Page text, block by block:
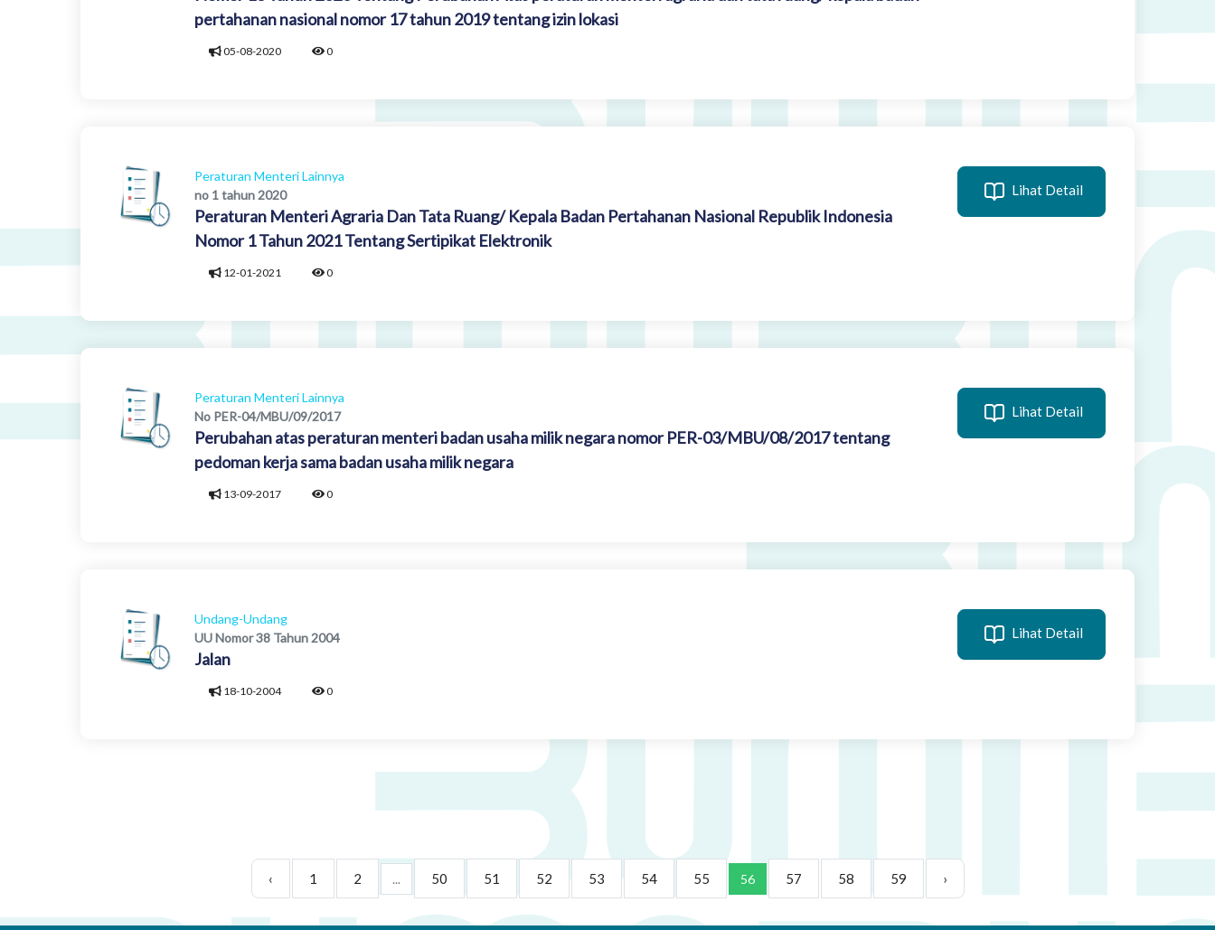
pertahanan nasional nomor 17 tahun 2019 tentang izin lokasi
05-08-2020 0
Peraturan Menteri Lainnya
no 1 tahun 2020
Peraturan Menteri Agraria Dan Tata Ruang/ Kepala Badan Pertahanan Nasional Republik Indonesia
Nomor 1 Tahun 2021 Tentang Sertipikat Elektronik
12-01-2021 0
Lihat Detail
Peraturan Menteri Lainnya
No PER-04/MBU/09/2017
Perubahan atas peraturan menteri badan usaha milik negara nomor PER-03/MBU/08/2017 tentang
pedoman kerja sama badan usaha milik negara
13-09-2017 0
Lihat Detail
Undang-Undang
UU Nomor 38 Tahun 2004
Jalan
18-10-2004 0
Lihat Detail
‹ 1 2 ... 50 51 52 53 54 55 56 57 58 59 ›